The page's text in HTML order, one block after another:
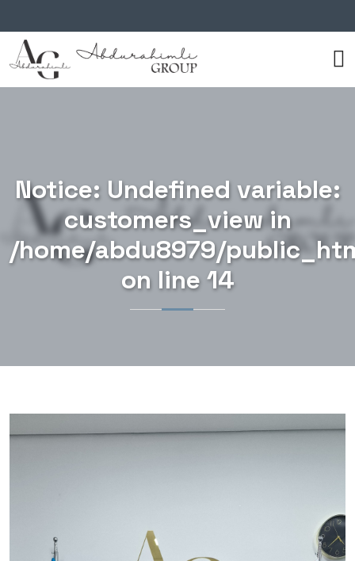
Notice: Undefined variable:
customers_view in
/home/abdu8979/
on line 14